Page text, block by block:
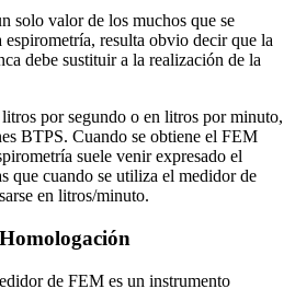
solo valor de los muchos que se
resulta obvio decir que la
debe sustituir a la realización de la
por segundo o en litros por minuto,
BTPS. Cuando se obtiene el FEM
suele venir expresado el
que cuando se utiliza el medidor de
en litros/minuto.
de FEM es un instrumento